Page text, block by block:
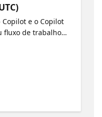
e o Copilot
fluxo de trabalho
Studio Code.
rápido, reduzir
a
a criação de